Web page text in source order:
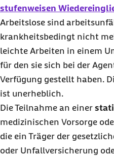
stufenweisen
Arbeitslose sind
krankheitsbedingt nicht
leichte Arbeiten in einem
für den sie sich bei der
Verfügung gestellt haben.
ist unerheblich.
Die Teilnahme an einer
medizinischen Vorsorge
die ein Träger der
oder Unfallversicherung